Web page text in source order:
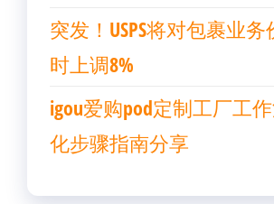
突发！USPS将对包裹业
时上调8%
igou爱购pod定制工厂工
化步骤指南分享